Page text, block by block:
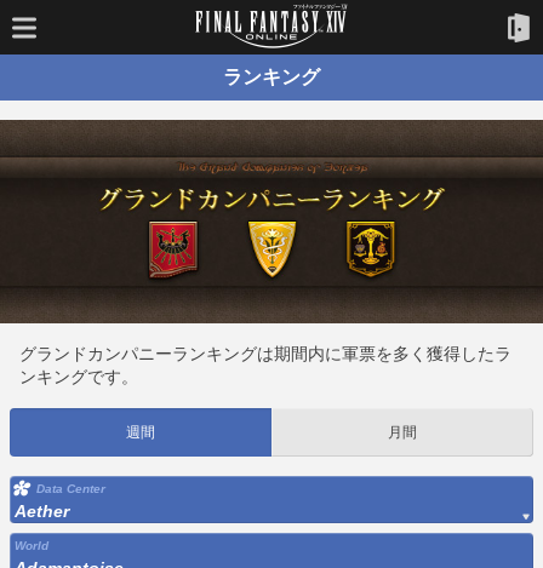
ランキング
グランドカンパニーランキングは期間内に軍票を多く獲得したラ
ンキングです。
週間 月間
Data Center
Aether
World